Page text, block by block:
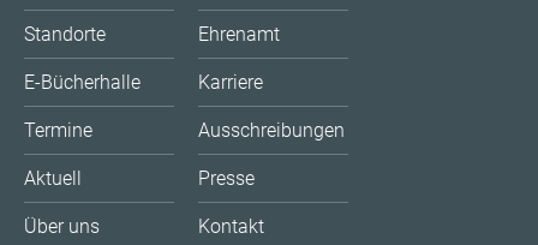
Standorte
E-Bücherhalle
Termine
Aktuell
Über uns
Ehrenamt
Karriere
Ausschreibungen
Presse
Kontakt